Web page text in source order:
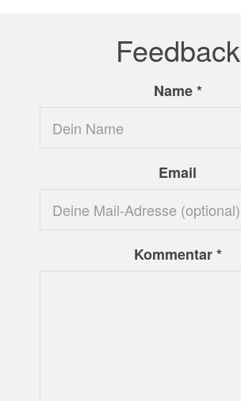
Feedback
Name*
Email
Kommentar*